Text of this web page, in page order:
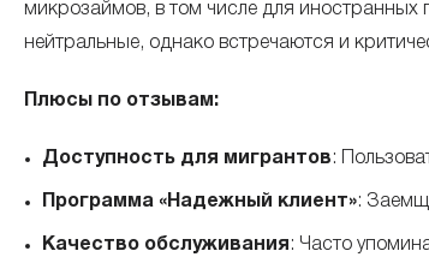
микрозаймов, в том числе для
нейтральные, однако встречаются и
Плюсы по отзывам:
Доступность для мигрантов :
Программа «Надежный клиент»:
Качество обслуживания : Часто